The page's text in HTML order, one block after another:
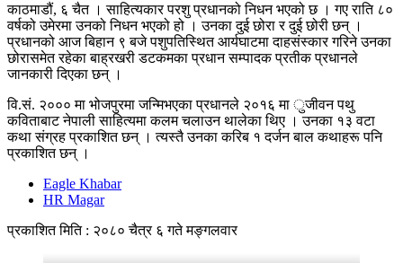
काठमाडौं, ६ चैत । साहित्यकार परशु प्रधानको निधन भएको छ । गए राति ८०
वर्षको उमेरमा उनको निधन भएको हो । उनका दुई छोरा र दुई छोरी छन् ।
प्रधानको आज बिहान ९ बजे पशुपतिस्थित आर्यघाटमा दाहसंस्कार गरिने उनका
छोरासमेत रहेका बाह्रखरी डटकमका प्रधान सम्पादक प्रतीक प्रधानले
जानकारी दिएका छन् ।
वि.सं. २००० मा भोजपुरमा जन्मिभएका प्रधानले २०१६ मा ुजीवन पथु
कविताबाट नेपाली साहित्यमा कलम चलाउन थालेका थिए । उनका १३ वटा
कथा संग्रह प्रकाशित छन् । त्यस्तै उनका करिब १ दर्जन बाल कथाहरू पनि
प्रकाशित छन् ।
Eagle Khabar
HR Magar
प्रकाशित मिति : २०८० चैत्र ६ गते मङ्गलवार